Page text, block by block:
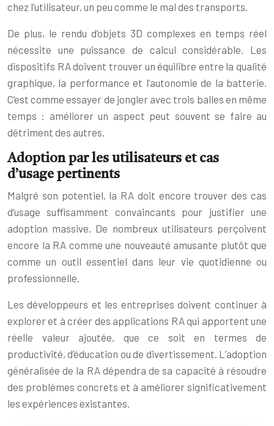
chez l’utilisateur, un peu comme le mal des transports.
De plus, le rendu d’objets 3D complexes en temps réel
nécessite une puissance de calcul considérable. Les
dispositifs RA doivent trouver un équilibre entre la qualité
graphique, la performance et l’autonomie de la batterie.
C’est comme essayer de jongler avec trois balles en même
temps : améliorer un aspect peut souvent se faire au
détriment des autres.
Adoption par les utilisateurs et cas
d’usage pertinents
Malgré son potentiel, la RA doit encore trouver des cas
d’usage suffisamment convaincants pour justifier une
adoption massive. De nombreux utilisateurs perçoivent
encore la RA comme une nouveauté amusante plutôt que
comme un outil essentiel dans leur vie quotidienne ou
professionnelle.
Les développeurs et les entreprises doivent continuer à
explorer et à créer des applications RA qui apportent une
réelle valeur ajoutée, que ce soit en termes de
productivité, d’éducation ou de divertissement. L’adoption
généralisée de la RA dépendra de sa capacité à résoudre
des problèmes concrets et à améliorer significativement
les expériences existantes.